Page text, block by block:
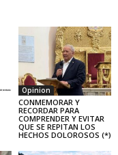
Opinion
CONMEMORAR Y
RECORDAR PARA
COMPRENDER Y EVITAR
QUE SE REPITAN LOS
HECHOS DOLOROSOS (*)